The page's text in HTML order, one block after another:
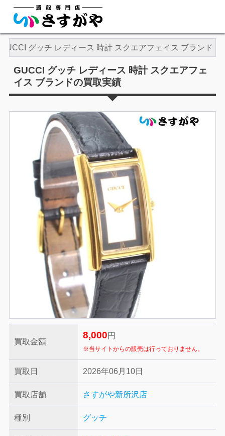
GUCCI グッチ レディース 時計 スクエアフェイス ブランド
GUCCI グッチ レディース 時計 スクエアフェ
イス ブランドの買取実績
買取金額
8,000 円
※当サイトからの販売は行っておりません。
買取日 2026年06月10日
買取店舗 さすがや新所沢店
種別 グッチ